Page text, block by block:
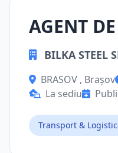
AGENT
BILKA STEEL
BRASOV , Brașov
La sediu
Transport &